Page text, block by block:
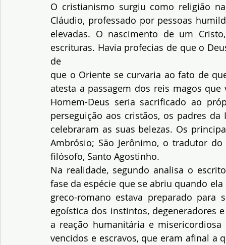
O cristianismo surgiu como religião
Cláudio, professado por pessoas
elevadas. O nascimento de um
escrituras. Havia profecias de que o
de
que o Oriente se curvaria ao fato de
atesta a passagem dos reis magos
Homem-Deus seria sacrificado ao
perseguição aos cristãos, os padres
celebraram as suas belezas. Os
Ambrósio; São Jerônimo, o tradutor
filósofo, Santo Agostinho.
Na realidade, segundo analisa o
fase da espécie que se abriu quando
greco-romano estava preparado
egoística dos instintos, degeneradores
a reação humanitária e
vencidos e escravos, que eram afinal a